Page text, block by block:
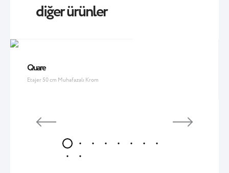
diğer ürünler
Quare
Etajer 50 cm Muhafazalı Krom